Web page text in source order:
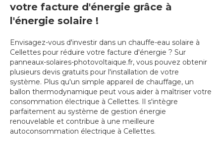
votre facture d'énergie grâce à
l'énergie solaire !
Envisagez-vous d'investir dans un chauffe-eau solaire à
Cellettes pour réduire votre facture d'énergie ? Sur
panneaux-solaires-photovoltaique.fr, vous pouvez obtenir
plusieurs devis gratuits pour l'installation de votre
système. Plus qu'un simple appareil de chauffage, un
ballon thermodynamique peut vous aider à maîtriser votre
consommation électrique à Cellettes. Il s'intègre
parfaitement au système de gestion énergie
renouvelable et contribue à une meilleure
autoconsommation électrique à Cellettes.